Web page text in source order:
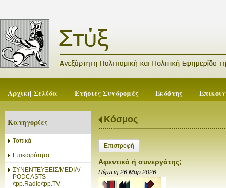
Αρχική Σελίδα Ετήσιες Συνδρομές Εκδότης
Κατηγορίες
Τοπικά
Επικαιρότητα
ΣΥΝΕΝΤΕΥΞΕΙΣ/MEDIA/
PODCASTS
/tpp.Radio/tpp.TV
Κόσμος
Επιστροφή
Αφεντικό ή συνεργάτης;
Πέμπτη 26 Μαρ 2026